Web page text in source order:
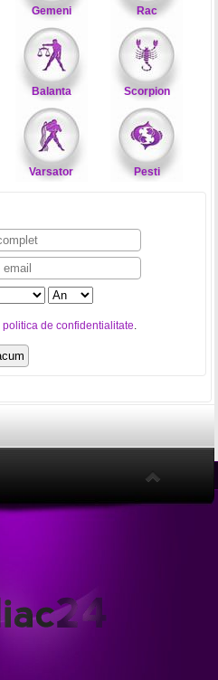
Gemeni Rac
Balanta Scorpion
Varsator Pesti
politica de confidentialitate.